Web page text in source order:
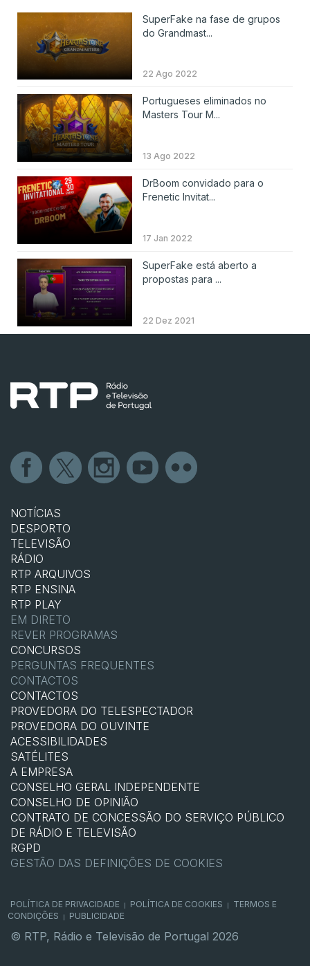
SuperFake na fase de grupos
do Grandmast...
22 Ago 2022
Portugueses eliminados no
Masters Tour M...
13 Ago 2022
DrBoom convidado para o
Frenetic Invitat...
17 Jan 2022
SuperFake está aberto a
propostas para ...
22 Dez 2021
NOTÍCIAS
DESPORTO
TELEVISÃO
RÁDIO
RTP ARQUIVOS
RTP ENSINA
RTP PLAY
EM DIRETO
REVER PROGRAMAS
CONCURSOS
PERGUNTAS FREQUENTES
CONTACTOS
CONTACTOS
PROVEDORA DO TELESPECTADOR
PROVEDORA DO OUVINTE
ACESSIBILIDADES
SATÉLITES
A EMPRESA
CONSELHO GERAL INDEPENDENTE
CONSELHO DE OPINIÃO
CONTRATO DE CONCESSÃO DO SERVIÇO PÚBLICO
DE RÁDIO E TELEVISÃO
RGPD
GESTÃO DAS DEFINIÇÕES DE COOKIES
POLÍTICA DE PRIVACIDADE POLÍTICA DE COOKIES
TERMOS E
CONDIÇÕES
PUBLICIDADE
© RTP, Rádio e Televisão de Portugal 2026